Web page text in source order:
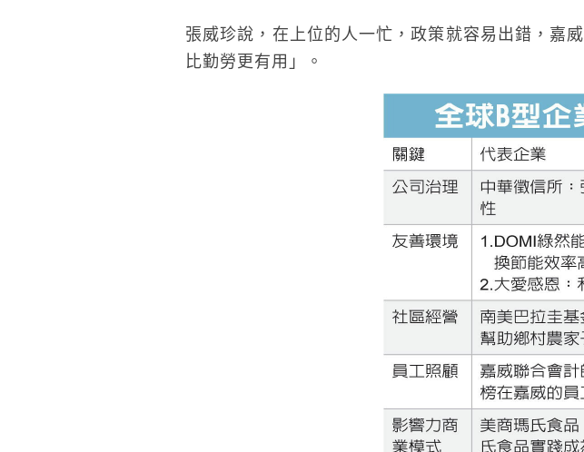
張威珍說，在上位的人一忙，政策就容易出錯，嘉
比勤勞更有用」。